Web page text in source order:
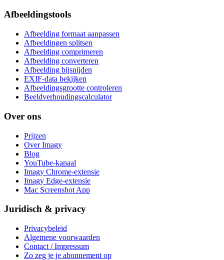
Afbeeldingstools
Afbeelding formaat aanpassen
Afbeeldingen splitsen
Afbeelding comprimeren
Afbeelding converteren
Afbeelding bijsnijden
EXIF-data bekijken
Afbeeldingsgrootte controleren
Beeldverhoudingscalculator
Over ons
Prijzen
Over Imagy
Blog
YouTube-kanaal
Imagy Chrome-extensie
Imagy Edge-extensie
Mac Screenshot App
Juridisch & privacy
Privacybeleid
Algemene voorwaarden
Contact / Impressum
Zo zeg je je abonnement op